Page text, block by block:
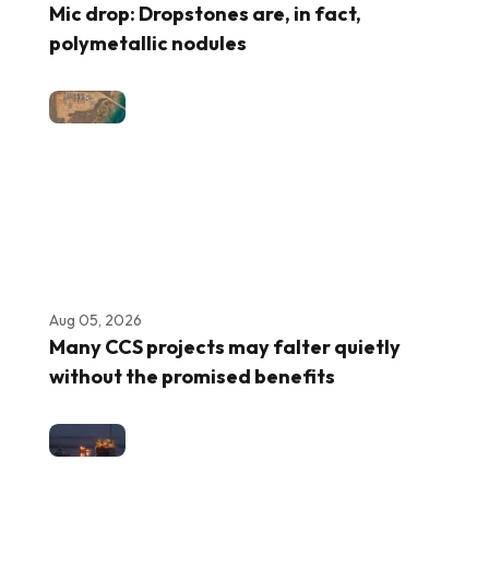
Mic drop: Dropstones are, in fact,
polymetallic nodules
Aug 05, 2026
Many CCS projects may falter quietly
without the promised benefits